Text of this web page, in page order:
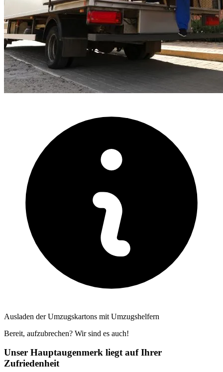
Ausladen der Umzugskartons mit Umzugshelfern
Bereit, aufzubrechen? Wir sind es auch!
Unser Hauptaugenmerk liegt auf Ihrer
Zufriedenheit